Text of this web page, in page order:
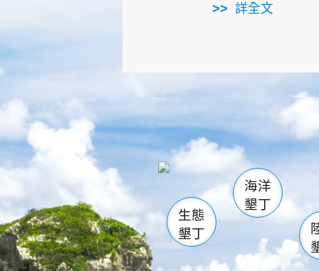
詳全文
龜山 海生館
恆春
龍鑾潭自
瓊麻館
關山
白砂
生態
墾丁
海洋
墾丁